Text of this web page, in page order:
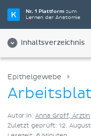
Nr. 1 Plattformzum
Lernen der Anatomie
Inhaltsverzeichnis
Wähle die
Videos
Epithelgewebe
Autor:in: Anna Groff, Ärztin
Zuletzt geprüft: 12.